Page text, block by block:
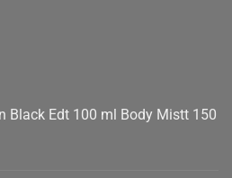
Black Edt 100 ml Body Mistt 150